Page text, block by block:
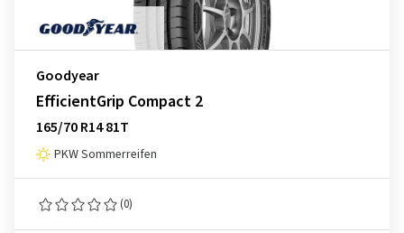
Goodyear
EfficientGrip Compact 2
165/70 R14 81T
PKW Sommerreifen
(0)